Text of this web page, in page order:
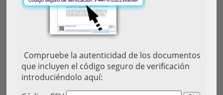
Compruebe la autenticidad de los documentos
que incluyen el código seguro de verificación
introduciéndolo aquí: